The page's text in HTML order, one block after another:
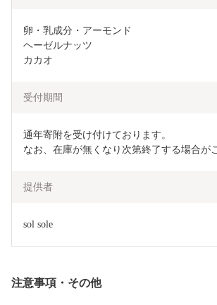
卵・乳成分・アーモンド
ヘーゼルナッツ
カカオ
受付期間
通年寄附を受け付けております。
なお、在庫が無くなり次第終了する場合が
提供者
sol sole
注意事項・その他